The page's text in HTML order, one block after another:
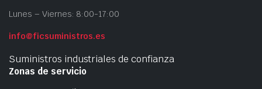
Lunes – Viernes: 8:00-17:00
info@ficsuministros.es
Suministros industriales de confianza
Zonas de servicio